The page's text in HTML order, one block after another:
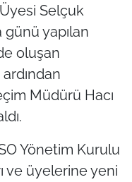
Selçuk
günü yapılan
oluşan
Müdürü Hacı
Yönetim Kurulu
ve üyelerine yeni